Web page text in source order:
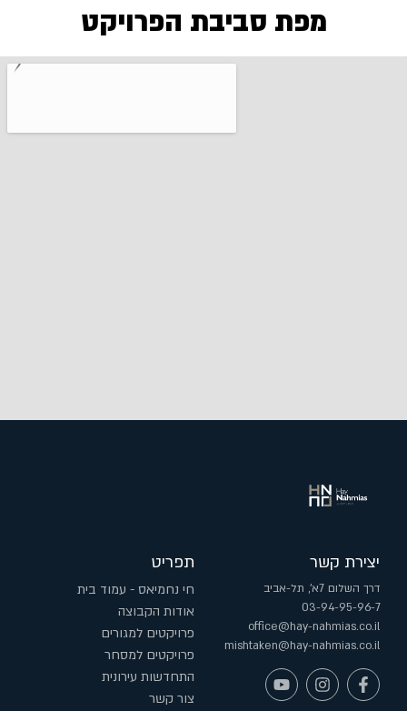
מפת סביבת הפרויקט
יצירת קשר
דרך השלום 7א', תל-אביב
03-94-95-96-7
office@hay-nahmias.co.il
mishtaken@hay-nahmias.co.il
תפריט
חי נחמיאס - עמוד בית
אודות הקבוצה
פרויקטים למגורים
פרויקטים למסחר
התחדשות עירונית
צור קשר